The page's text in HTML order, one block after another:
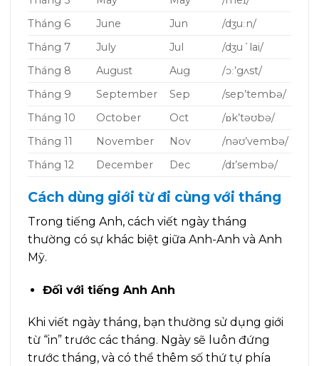
Tháng 6
June Jun
/dʒuːn/
Tháng 7
July Jul
/dʒu´lai/
Tháng 8
August Aug
/ɔː’gʌst/
Tháng 9
September Sep
/sep’tembə/
Tháng 10
October Oct
/ɒk’təʊbə/
Tháng 11
November Nov
/nəʊ’vembə/
Tháng 12
December Dec /dɪ’sembə/
Cách dùng giới từ đi cùng với tháng
Trong tiếng Anh, cách viết ngày tháng
thường có sự khác biệt giữa Anh-Anh và Anh
Mỹ.
Đối với tiếng Anh Anh
Khi viết ngày tháng, bạn thường sử dụng giới
từ “in” trước các tháng. Ngày sẽ luôn đứng
trước tháng, và có thể thêm số thứ tự phía